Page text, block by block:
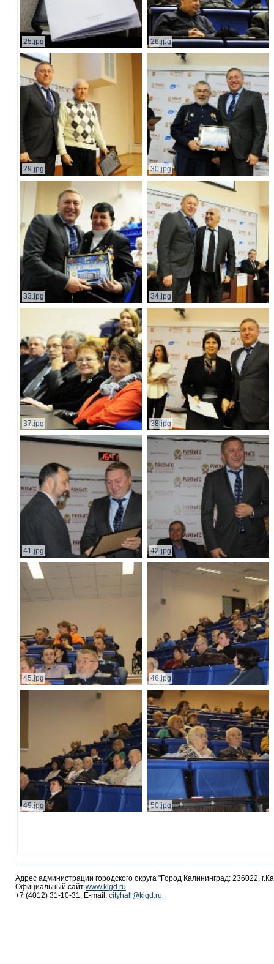
25.jpg 26.jpg
29.jpg 30.jpg
33.jpg 34.jpg
37.jpg 38.jpg
41.jpg 42.jpg
45.jpg 46.jpg
49.jpg 50.jpg
Адрес администрации городского округа "Город Калининград: 236022,
Официальный сайт www.klgd.ru
+7 (4012) 31-10-31, E-mail: cityhall@klgd.ru